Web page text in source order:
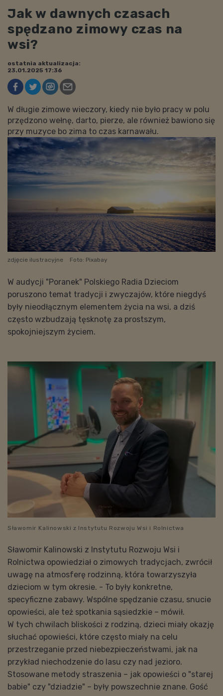
Jak w dawnych czasach
spędzano zimowy czas na
wsi?
ostatnia aktualizacja:
23.01.2025 17:36
W długie zimowe wieczory, kiedy nie było pracy w polu
przędzono wełnę, darto, pierze, ale również bawiono się
przy muzyce bo zima to czas karnawału.
zdjęcie ilustracyjne Foto: Pixabay
W audycji "Poranek" Polskiego Radia Dzieciom
poruszono temat tradycji i zwyczajów, które niegdyś
były nieodłącznym elementem życia na wsi, a dziś
często wzbudzają tęsknotę za prostszym,
spokojniejszym życiem.
Sławomir Kalinowski z Instytutu Rozwoju Wsi i Rolnictwa
Sławomir Kalinowski z Instytutu Rozwoju Wsi i
Rolnictwa opowiedział o zimowych tradycjach, zwrócił
uwagę na atmosferę rodzinną, która towarzyszyła
dzieciom w tym okresie. - To były konkretne,
specyficzne zabawy. Wspólne spędzanie czasu, snucie
opowieści, ale też spotkania sąsiedzkie – mówił.
W tych chwilach bliskości z rodziną, dzieci miały okazję
słuchać opowieści, które często miały na celu
przestrzeganie przed niebezpieczeństwami, jak na
przykład niechodzenie do lasu czy nad jezioro.
Stosowane metody straszenia – jak opowieści o "starej
babie" czy "dziadzie" – były powszechnie znane. Gość